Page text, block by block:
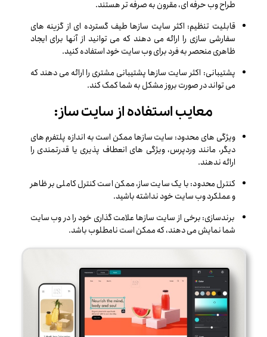
طراح وب حرفه ای، مقرون به صرفه تر هستند.
قابلیت تنظیم: اکثر سایت سازها طیف گسترده ای از گزینه های
سفارشی سازی را ارائه می دهند که می توانید از آنها برای ایجاد
ظاهری منحصر به فرد برای وب سایت خود استفاده کنید.
پشتیبانی: اکثر سایت سازها پشتیبانی مشتری را ارائه می دهند که
می تواند در صورت بروز مشکل به شما کمک کند.
معایب استفاده از سایت ساز:
ویژگی های محدود: سایت سازها ممکن است به اندازه پلتفرم های
دیگر، مانند وردپرس، ویژگی های انعطاف پذیری یا قدرتمندی را
ارائه ندهند.
کنترل محدود: با یک سایت ساز، ممکن است کنترل کاملی بر ظاهر
و عملکرد وب سایت خود نداشته باشید.
برندسازی: برخی از سایت سازها علامت گذاری خود را در وب سایت
شما نمایش می دهند، که ممکن است نامطلوب باشد.